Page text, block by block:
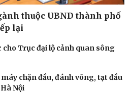
thuộc UBND thành phố
lại
cho Trục đại lộ cảnh quan sông
chặn đầu, đánh võng, tạt đầu
Nội